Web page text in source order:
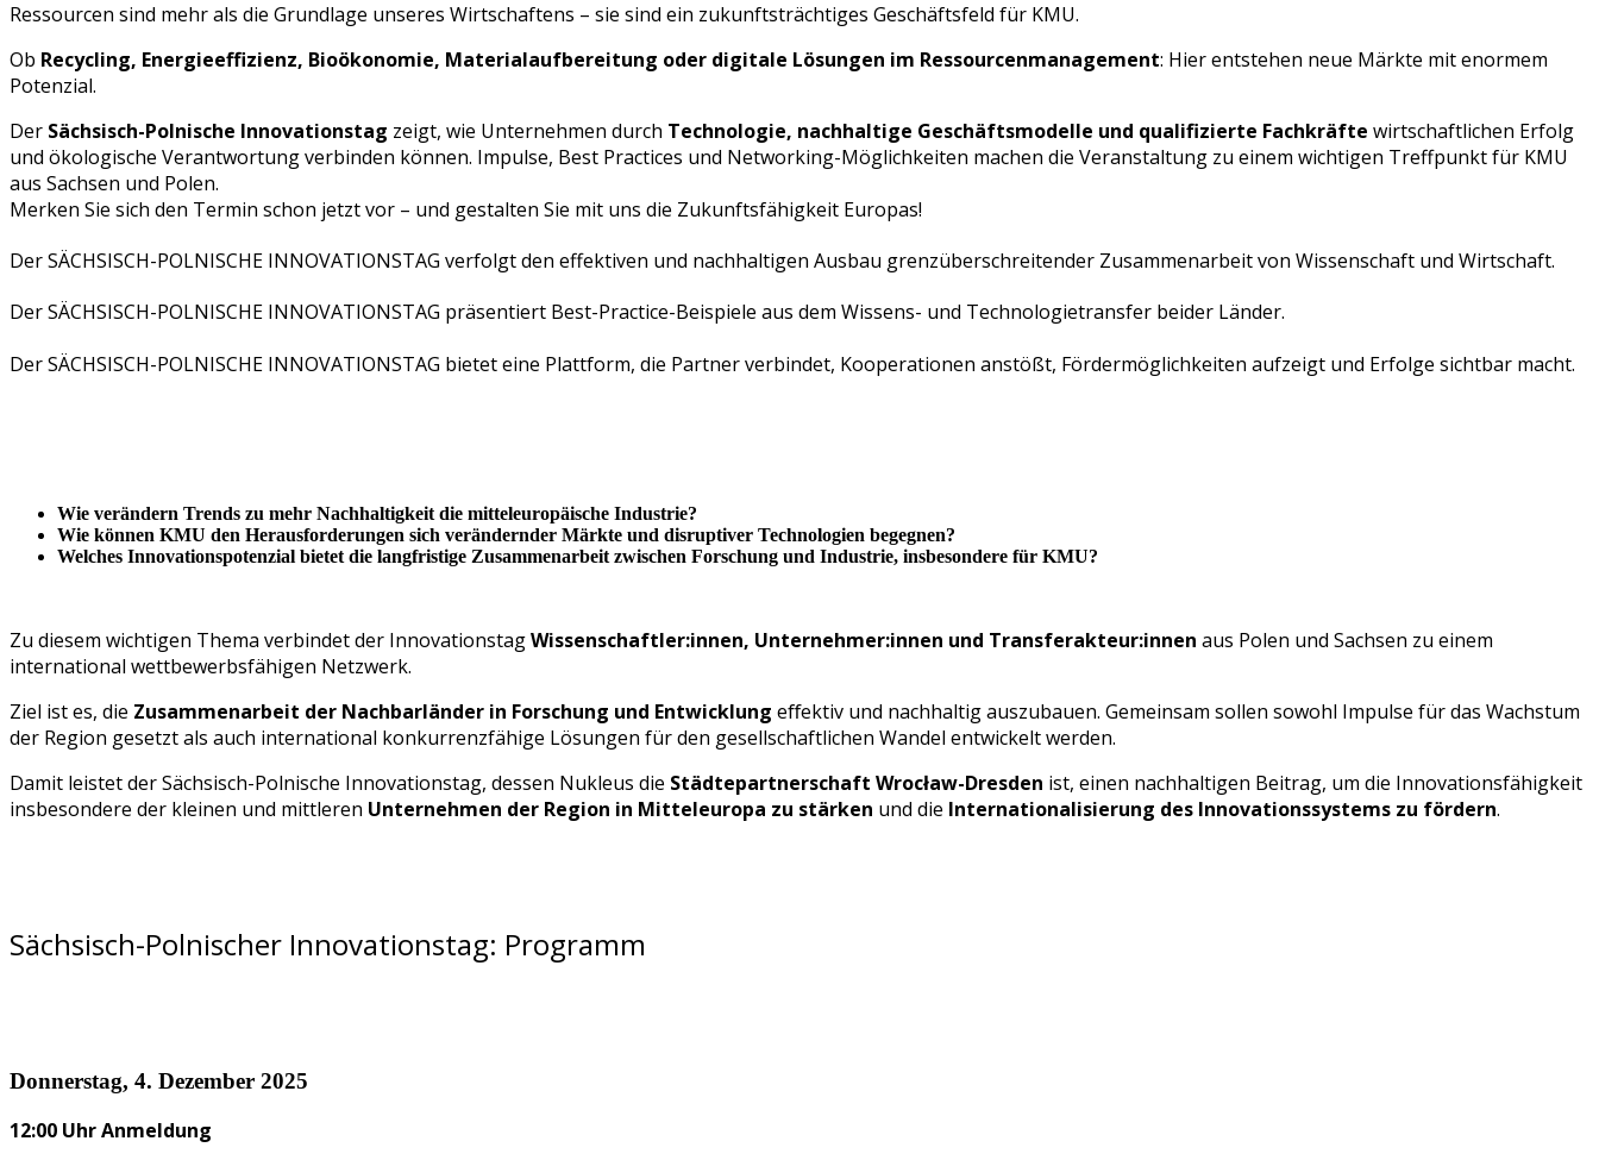
Ressourcen sind mehr als die Grundlage unseres Wirtschaftens – sie sind ein zukunftsträchtiges Geschäftsfeld für KMU.
Ob Recycling, Energieeffizienz, Bioökonomie, Materialaufbereitung oder digitale Lösungen im Ressourcenmanagement: Hier entstehen neue Märkte mit enormem
Potenzial.
Der Sächsisch-Polnische Innovationstag zeigt, wie Unternehmen durch Technologie, nachhaltige Geschäftsmodelle und qualifizierte Fachkräfte wirtschaftlichen Erfolg
und ökologische Verantwortung verbinden können. Impulse, Best Practices und Networking-Möglichkeiten machen die Veranstaltung zu einem wichtigen Treffpunkt für KMU
aus Sachsen und Polen.
Merken Sie sich den Termin schon jetzt vor – und gestalten Sie mit uns die Zukunftsfähigkeit Europas!
Der SÄCHSISCH-POLNISCHE INNOVATIONSTAG verfolgt den effektiven und nachhaltigen Ausbau grenzüberschreitender Zusammenarbeit von Wissenschaft und Wirtschaft.
Der SÄCHSISCH-POLNISCHE INNOVATIONSTAG präsentiert Best-Practice-Beispiele aus dem Wissens- und Technologietransfer beider Länder.
Der SÄCHSISCH-POLNISCHE INNOVATIONSTAG bietet eine Plattform, die Partner verbindet, Kooperationen anstößt, Fördermöglichkeiten aufzeigt und Erfolge sichtbar macht.
Wie verändern Trends zu mehr Nachhaltigkeit die mitteleuropäische Industrie?
Wie können KMU den Herausforderungen sich verändernder Märkte und disruptiver Technologien begegnen?
Welches Innovationspotenzial bietet die langfristige Zusammenarbeit zwischen Forschung und Industrie, insbesondere für KMU?
Zu diesem wichtigen Thema verbindet der InnovationstagWissenschaftler:innen, Unternehmer:innen und Transferakteur:innen aus Polen und Sachsen zu einem
international wettbewerbsfähigen Netzwerk.
Ziel ist es, die Zusammenarbeit der Nachbarländer in Forschung und Entwicklung eﬀektiv und nachhaltig auszubauen. Gemeinsam sollen sowohl Impulse für das Wachstum
der Region gesetzt als auch international konkurrenzfähige Lösungen für den gesellschaftlichen Wandel entwickelt werden.
Damit leistet der Sächsisch-Polnische Innovationstag, dessen Nukleus die Städtepartnerschaft Wrocław-Dresden ist, einen nachhaltigen Beitrag, um die Innovationsfähigkeit
insbesondere der kleinen und mittleren Unternehmen der Region in Mitteleuropa zu stärken und die Internationalisierung des Innovationssystems zu fördern.
Sächsisch-Polnischer Innovationstag: Programm
Donnerstag, 4. Dezember 2025
12:00 Uhr Anmeldung